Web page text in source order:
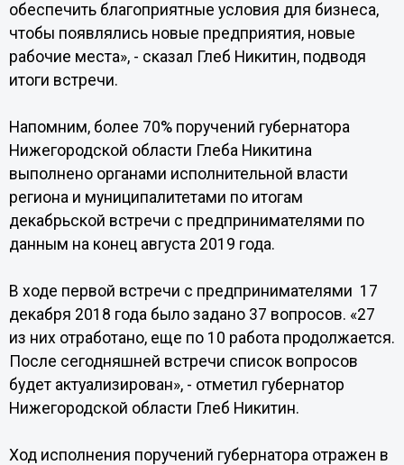
обеспечить благоприятные условия для бизнеса,
чтобы появлялись новые предприятия, новые
рабочие места», - сказал Глеб Никитин, подводя
итоги встречи.
Напомним, более 70% поручений губернатора
Нижегородской области Глеба Никитина
выполнено органами исполнительной власти
региона и муниципалитетами по итогам
декабрьской встречи с предпринимателями по
данным на конец августа 2019 года.
В ходе первой встречи с предпринимателями 17
декабря 2018 года было задано 37 вопросов. «27
из них отработано, еще по 10 работа продолжается.
После сегодняшней встречи список вопросов
будет актуализирован», - отметил губернатор
Нижегородской области Глеб Никитин.
Ход исполнения поручений губернатора отражен в